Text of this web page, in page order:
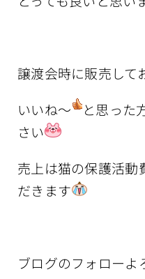
譲渡会時に販売して
いいね～
と思った
さい
売上は猫の保護活動
だきます
ブログのフォロー